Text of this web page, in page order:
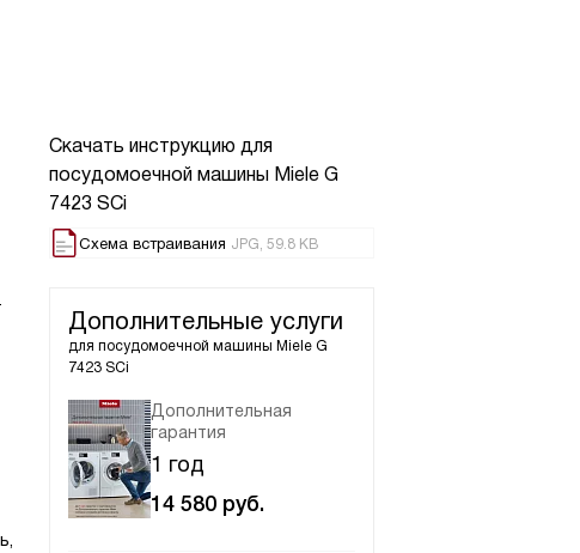
Скачать инструкцию для
посудомоечной машины Miele G
7423 SCi
Схема встраивания JPG, 59.8 KB
Дополнительные услуги
для посудомоечной машины Miele G
7423 SCi
Дополнительная
гарантия
1 год
14 580 руб.